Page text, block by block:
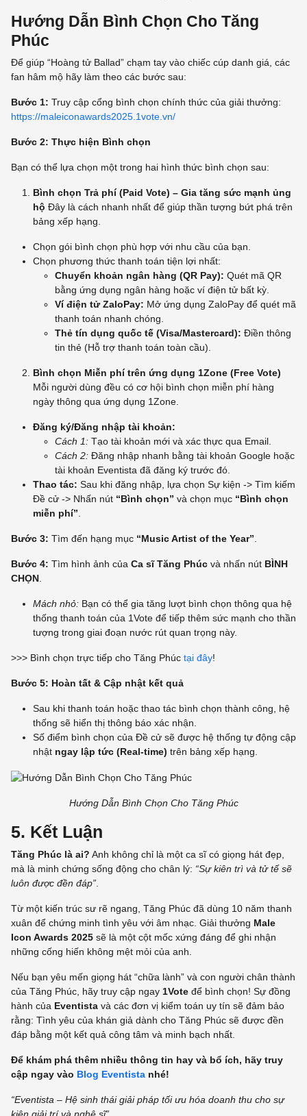
Hướng Dẫn Bình Chọn Cho Tăng
Phúc
Để giúp “Hoàng tử Ballad” chạm tay vào chiếc cúp danh giá, các
fan hâm mộ hãy làm theo các bước sau:
Bước 1: Truy cập cổng bình chọn chính thức của giải thưởng:
https://maleiconawards2025.1vote.vn/
Bước 2: Thực hiện Bình chọn
Bạn có thể lựa chọn một trong hai hình thức bình chọn sau:
Bình chọn Trả phí (Paid Vote) – Gia tăng sức mạnh ủng
hộ Đây là cách nhanh nhất để giúp thần tượng bứt phá trên
bảng xếp hạng.
Chọn gói bình chọn phù hợp với nhu cầu của bạn.
Chọn phương thức thanh toán tiện lợi nhất:
Chuyển khoản ngân hàng (QR Pay): Quét mã QR
bằng ứng dụng ngân hàng hoặc ví điện tử bất kỳ.
Ví điện tử ZaloPay: Mở ứng dụng ZaloPay để quét mã
thanh toán nhanh chóng.
Thẻ tín dụng quốc tế (Visa/Mastercard): Điền thông
tin thẻ (Hỗ trợ thanh toán toàn cầu).
Bình chọn Miễn phí trên ứng dụng 1Zone (Free Vote)
Mỗi người dùng đều có cơ hội bình chọn miễn phí hàng
ngày thông qua ứng dụng 1Zone.
Đăng ký/Đăng nhập tài khoản:
Cách 1: Tạo tài khoản mới và xác thực qua Email.
Cách 2: Đăng nhập nhanh bằng tài khoản Google hoặc
tài khoản Eventista đã đăng ký trước đó.
Thao tác: Sau khi đăng nhập, lựa chọn Sự kiện -> Tìm kiếm
Đề cử -> Nhấn nút “Bình chọn” và chọn mục “Bình chọn
miễn phí”.
Bước 3: Tìm đến hạng mục “Music Artist of the Year”.
Bước 4: Tìm hình ảnh của Ca sĩ Tăng Phúc và nhấn nút BÌNH
CHỌN.
Mách nhỏ: Bạn có thể gia tăng lượt bình chọn thông qua hệ
thống thanh toán của 1Vote để tiếp thêm sức mạnh cho thần
tượng trong giai đoạn nước rút quan trọng này.
>>> Bình chọn trực tiếp cho Tăng Phúc tại đây!
Bước 5: Hoàn tất & Cập nhật kết quả
Sau khi thanh toán hoặc thao tác bình chọn thành công, hệ
thống sẽ hiển thị thông báo xác nhận.
Số điểm bình chọn của Đề cử sẽ được hệ thống tự động cập
nhật ngay lập tức (Real-time) trên bảng xếp hạng.
Hướng Dẫn Bình Chọn Cho Tăng Phúc
5. Kết Luận
Tăng Phúc là ai? Anh không chỉ là một ca sĩ có giọng hát đẹp,
mà là minh chứng sống động cho chân lý: “Sự kiên trì và tử tế sẽ
luôn được đền đáp”
Từ một kiến trúc sư rẽ ngang, Tăng Phúc đã dùng 10 năm thanh
xuân để chứng minh tình yêu với âm nhạc. Giải thưởng Male
Icon Awards 2025 sẽ là một cột mốc xứng đáng để ghi nhận
những cống hiến không mệt mỏi của anh.
Nếu bạn yêu mến giọng hát “chữa lành” và con người chân thành
của Tăng Phúc, hãy truy cập ngay 1Vote để bình chọn! Sự đồng
hành của Eventista và các đơn vị kiểm toán uy tín sẽ đảm bảo
rằng: Tình yêu của khán giả dành cho Tăng Phúc sẽ được đền
đáp bằng một kết quả công tâm và minh bạch nhất.
Để khám phá thêm nhiều thông tin hay và bổ ích, hãy truy
cập ngay vào Blog Eventista nhé!
“Eventista – Hệ sinh thái giải pháp tối ưu hóa doanh thu cho sự